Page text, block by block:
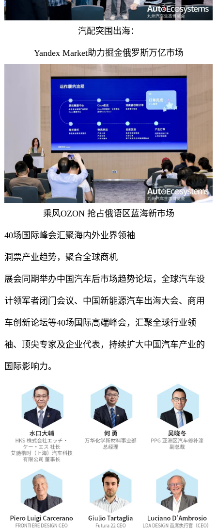
汽配突围出海：
Yandex Market助力掘金俄罗斯万亿市场
乘风OZON 抢占俄语区蓝海新市场
40场国际峰会汇聚海内外业界领袖
洞票产业趋势，聚合全球商机
展会同期举办中国汽车后市场趋势论坛，全球汽车设
计领军者闭门会议、中国新能源汽车出海大会、商用
车创新论坛等40场国际高端峰会，汇聚全球行业领
袖、顶尖专家及企业代表，持续扩大中国汽车产业的
国际影响力。